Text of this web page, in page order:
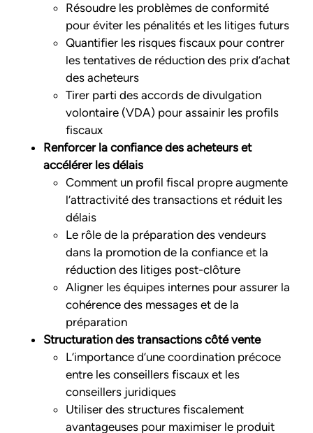
Résoudre les problèmes de conformité
pour éviter les pénalités et les litiges futurs
Quantifier les risques fiscaux pour contrer
les tentatives de réduction des prix d’achat
des acheteurs
Tirer parti des accords de divulgation
volontaire (VDA) pour assainir les profils
fiscaux
Renforcer la confiance des acheteurs et
accélérer les délais
Comment un profil fiscal propre augmente
l’attractivité des transactions et réduit les
délais
Le rôle de la préparation des vendeurs
dans la promotion de la confiance et la
réduction des litiges post-clôture
Aligner les équipes internes pour assurer la
cohérence des messages et de la
préparation
Structuration des transactions côté vente
L’importance d’une coordination précoce
entre les conseillers fiscaux et les
conseillers juridiques
Utiliser des structures fiscalement
avantageuses pour maximiser le produit